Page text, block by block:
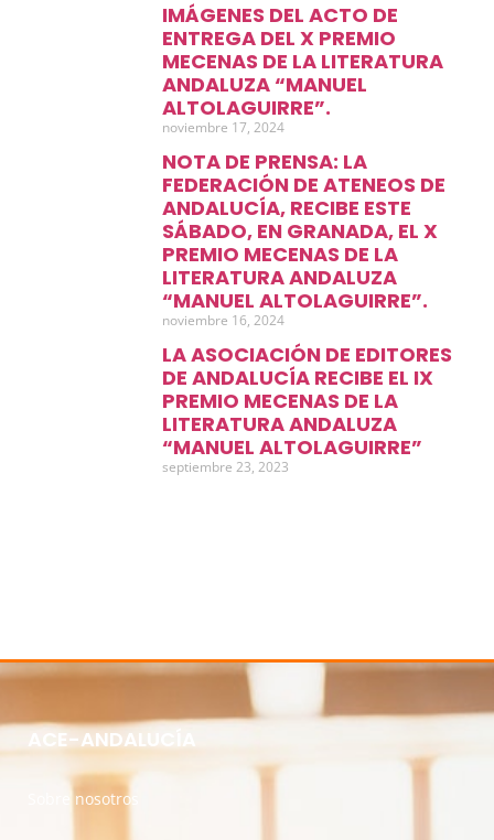
IMÁGENES DEL ACTO DE
ENTREGA DEL X PREMIO
MECENAS DE LA LITERATURA
ANDALUZA “MANUEL
ALTOLAGUIRRE”.
noviembre 17, 2024
NOTA DE PRENSA: LA
FEDERACIÓN DE ATENEOS DE
ANDALUCÍA, RECIBE ESTE
SÁBADO, EN GRANADA, EL X
PREMIO MECENAS DE LA
LITERATURA ANDALUZA
“MANUEL ALTOLAGUIRRE”.
noviembre 16, 2024
LA ASOCIACIÓN DE EDITORES
DE ANDALUCÍA RECIBE EL IX
PREMIO MECENAS DE LA
LITERATURA ANDALUZA
“MANUEL ALTOLAGUIRRE”
septiembre 23, 2023
ACE-ANDALUCÍA
Sobre nosotros